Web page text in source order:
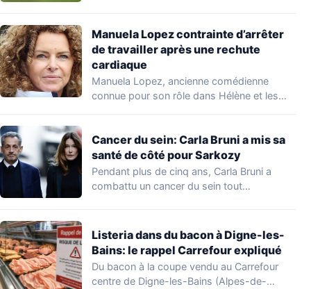
Manuela Lopez contrainte d’arrêter
de travailler après une rechute
cardiaque
Manuela Lopez, ancienne comédienne
connue pour son rôle dans Hélène et les
Cancer du sein: Carla Bruni a mis sa
santé de côté pour Sarkozy
Pendant plus de cinq ans, Carla Bruni a
combattu un cancer du sein tout…
Listeria dans du bacon à Digne-les-
Bains: le rappel Carrefour expliqué
Du bacon à la coupe vendu au Carrefour
centre de Digne-les-Bains (Alpes-de-